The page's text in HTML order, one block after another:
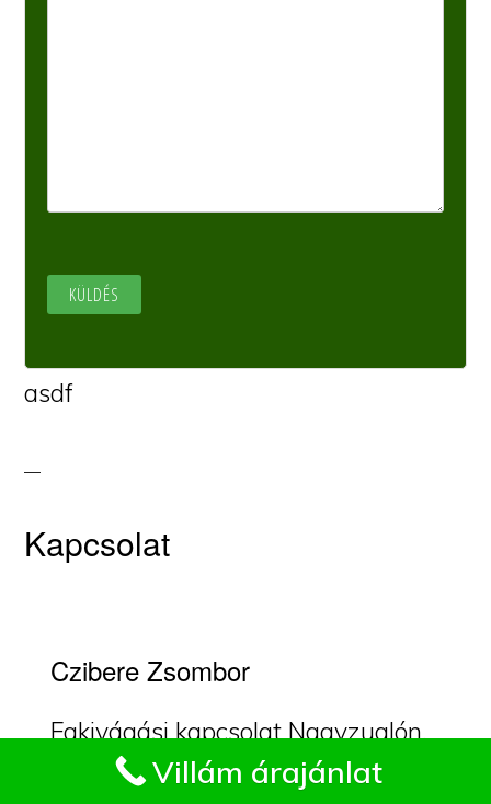
asdf
Kapcsolat
Czibere Zsombor
Fakivágási kapcsolat Nagyzuglón.
Villám árajánlat